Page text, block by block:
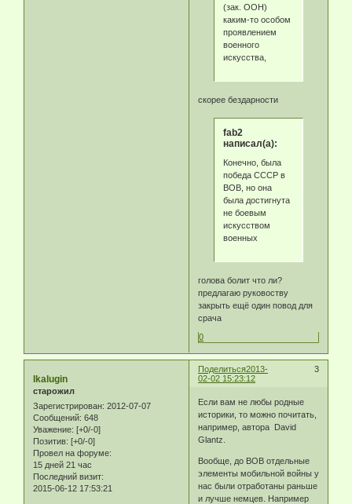
(зак. ООН)
каким-то особом
проявлением
военного
искусства,
скорее бездарности
fab2
написал(а):
Конечно, была
победа СССР в
ВОВ, но она
была достигнута
не боевым
искусством
военных
голова болит что ли?
предлагаю руковоству
закрыть ещё один повод для
срача
0
Поделиться 3
2013-
02-02 15:23:12
Ikalugin
старожил
Зарегистрирован: 2012-07-07
Сообщений: 648
Уважение: [+0/-0]
Позитив: [+0/-0]
Провел на форуме:
15 дней 21 час
Последний визит:
2015-06-12 17:53:21
Если вам не любы родные
историки, то можно почитать,
например, автора David
Glantz.
Вообще, до ВОВ отдельные
элементы мобильной войны у
нас были отработаны раньше
и лучше немцев. Например